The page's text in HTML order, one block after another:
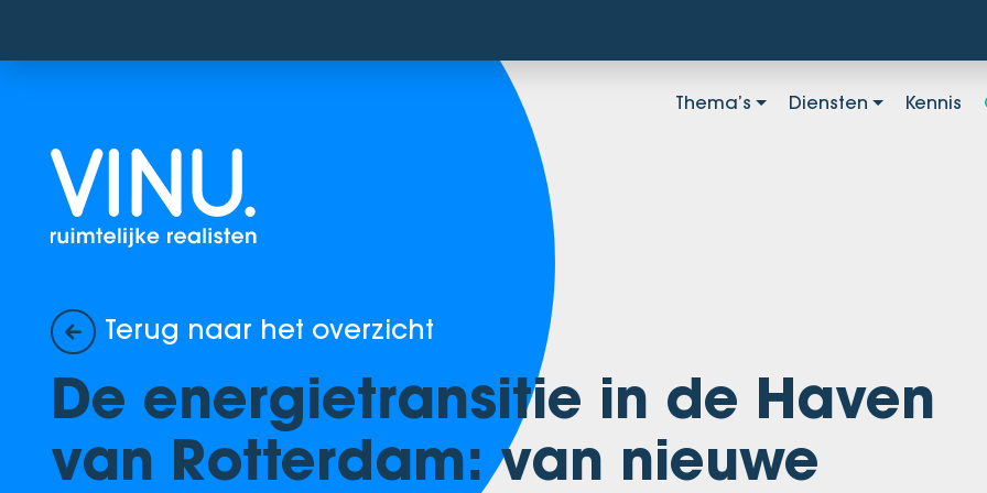
Thema’s Diensten Kennis
Terug naar het overzicht
De energietransitie in de Haven
van Rotterdam: van nieuwe